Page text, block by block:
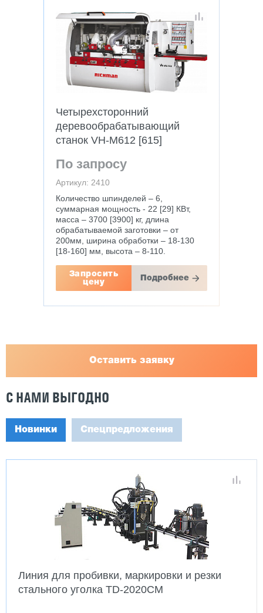
Четырехсторонний
деревообрабатывающий
станок VH-M612 [615]
По запросу
Артикул: 2410
Количество шпинделей – 6,
суммарная мощность - 22 [29] КВт,
масса – 3700 [3900] кг, длина
обрабатываемой заготовки – от
200мм, ширина обработки – 18-130
[18-160] мм, высота – 8-110.
Запросить
цену
Подробнее
Оставить заявку
С НАМИ ВЫГОДНО
Новинки Спецпредложения
Линия для пробивки, маркировки и резки
стального уголка TD-2020CM